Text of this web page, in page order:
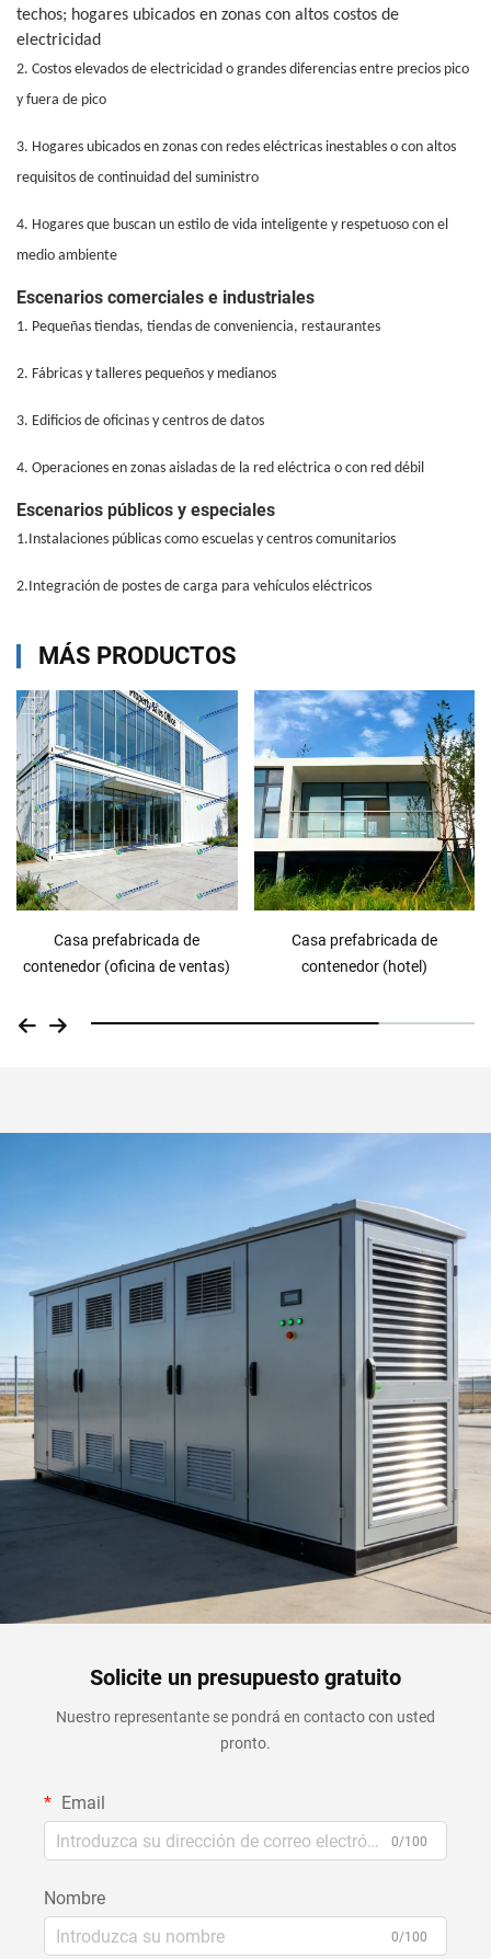
techos; hogares ubicados en zonas con altos costos de
electricidad
2. Costos elevados de electricidad o grandes diferencias entre precios pico
y fuera de pico
3. Hogares ubicados en zonas con redes eléctricas inestables o con altos
requisitos de continuidad del suministro
4. Hogares que buscan un estilo de vida inteligente y respetuoso con el
medio ambiente
Escenarios comerciales e industriales
1. Pequeñas tiendas, tiendas de conveniencia, restaurantes
2. Fábricas y talleres pequeños y medianos
3. Edificios de oficinas y centros de datos
4. Operaciones en zonas aisladas de la red eléctrica o con red débil
Escenarios públicos y especiales
1. Instalaciones públicas como escuelas y centros comunitarios
2. Integración de postes de carga para vehículos eléctricos
MÁS PRODUCTOS
Casa prefabricada de
contenedor (oficina de ventas)
Casa prefabricada de
contenedor (hotel)
Solicite un presupuesto gratuito
Nuestro representante se pondrá en contacto con usted
pronto.
Email
0/100
Nombre
0/100